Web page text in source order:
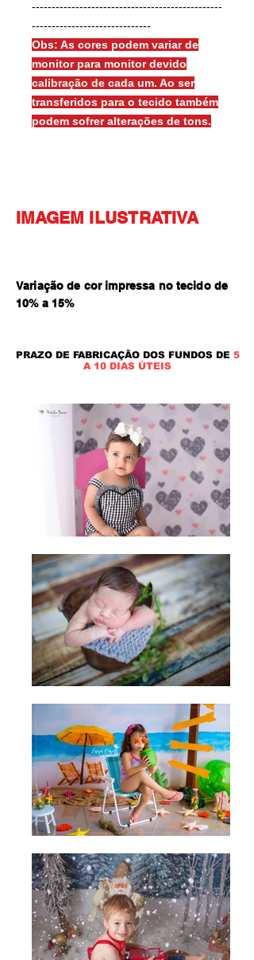
------------------------------------------------
------------------------------
Obs: As cores podem variar de
monitor para monitor devido
calibração de cada um. Ao ser
transferidos para o tecido também
podem sofrer alterações de tons.
IMAGEM ILUSTRATIVA
Variação de cor impressa no tecido de
10% a 15%
PRAZO DE FABRICAÇÃO DOS FUNDOS DE 5
A 10 DIAS ÚTEIS